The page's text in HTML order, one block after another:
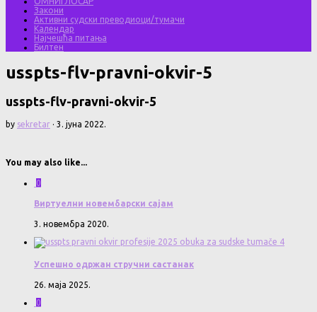
Закони
Активни судски преводиоци/тумачи
Календар
Најчешћа питања
Билтен
usspts-flv-pravni-okvir-5
usspts-flv-pravni-okvir-5
by sekretar · 3. јуна 2022.
You may also like...
0
Виртуелни новембарски сајам
3. новембра 2020.
Успешно одржан стручни састанак
26. маја 2025.
0